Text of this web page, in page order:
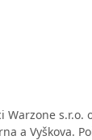
s.r.o.
a Vyškova.